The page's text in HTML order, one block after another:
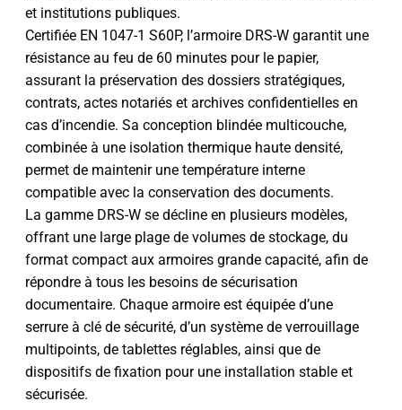
et institutions publiques.
Certifiée EN 1047-1 S60P, l’armoire DRS-W garantit une
résistance au feu de 60 minutes pour le papier,
assurant la préservation des dossiers stratégiques,
contrats, actes notariés et archives confidentielles en
cas d’incendie. Sa conception blindée multicouche,
combinée à une isolation thermique haute densité,
permet de maintenir une température interne
compatible avec la conservation des documents.
La gamme DRS-W se décline en plusieurs modèles,
offrant une large plage de volumes de stockage, du
format compact aux armoires grande capacité, afin de
répondre à tous les besoins de sécurisation
documentaire. Chaque armoire est équipée d’une
serrure à clé de sécurité, d’un système de verrouillage
multipoints, de tablettes réglables, ainsi que de
dispositifs de fixation pour une installation stable et
sécurisée.